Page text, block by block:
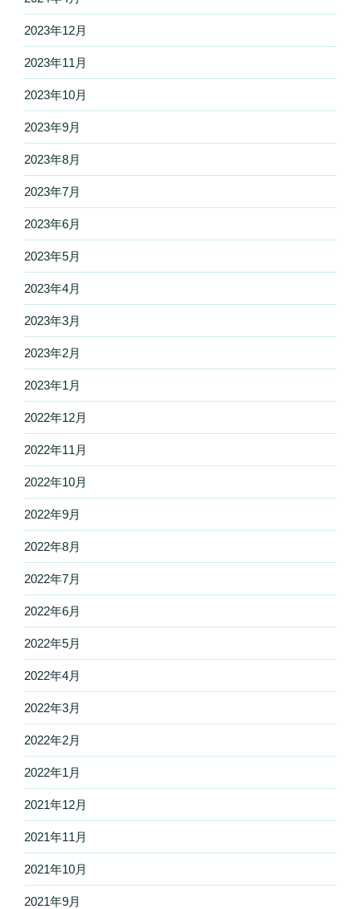
2023年12月
2023年11月
2023年10月
2023年9月
2023年8月
2023年7月
2023年6月
2023年5月
2023年4月
2023年3月
2023年2月
2023年1月
2022年12月
2022年11月
2022年10月
2022年9月
2022年8月
2022年7月
2022年6月
2022年5月
2022年4月
2022年3月
2022年2月
2022年1月
2021年12月
2021年11月
2021年10月
2021年9月